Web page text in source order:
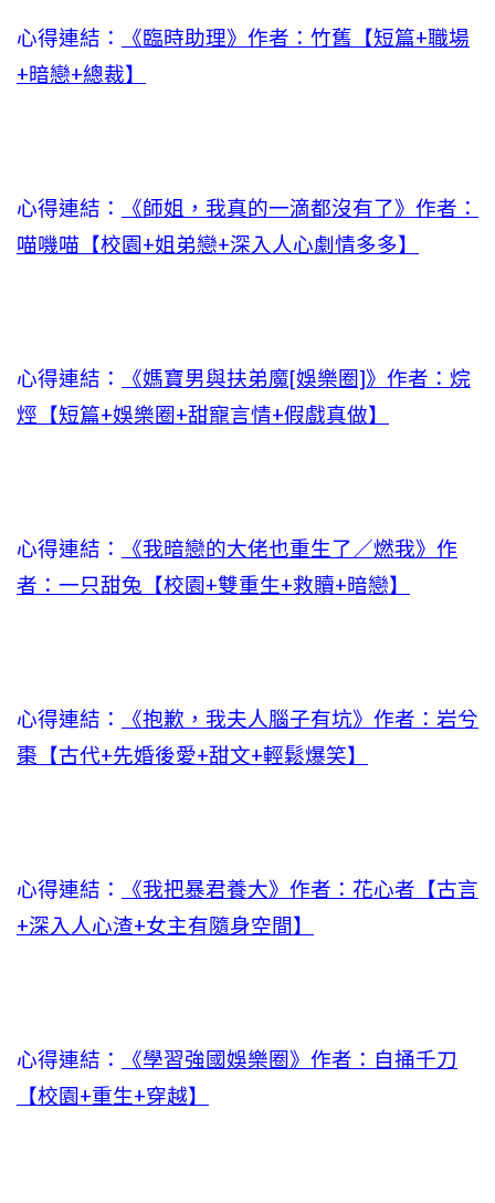
心得連結：
《臨時助理》作者：竹舊【短篇+職場
+暗戀+總裁】
心得連結：
《師姐，我真的一滴都沒有了》作者：
喵嘰喵【校園+姐弟戀+深入人心劇情多多】
心得連結：
《媽寶男與扶弟魔[娛樂圈]》作者：烷
烴【短篇+娛樂圈+甜寵言情+假戲真做】
心得連結：
《我暗戀的大佬也重生了／燃我》作
者：一只甜兔【校園+雙重生+救贖+暗戀】
心得連結：
《抱歉，我夫人腦子有坑》作者：岩兮
棗【古代+先婚後愛+甜文+輕鬆爆笑】
心得連結：
《我把暴君養大》作者：花心者【古言
+深入人心渣+女主有隨身空間】
心得連結：
《學習強國娛樂圈》作者：自捅千刀
【校園+重生+穿越】